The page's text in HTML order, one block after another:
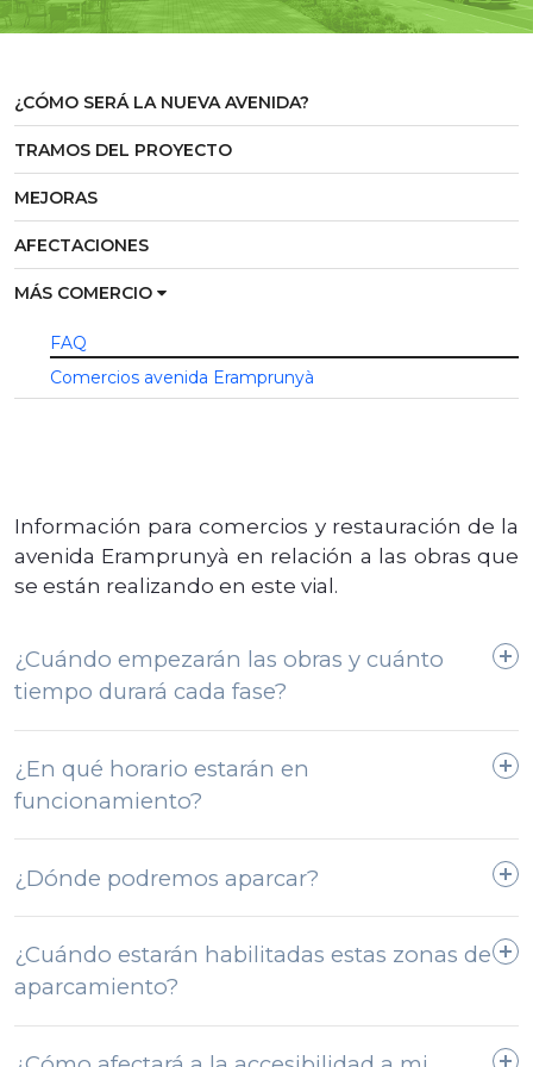
¿CÓMO SERÁ LA NUEVA AVENIDA?
TRAMOS DEL PROYECTO
MEJORAS
AFECTACIONES
MÁS COMERCIO
FAQ
Comercios avenida Eramprunyà
Información para comercios y restauración de la
avenida Eramprunyà en relación a las obras que
se están realizando en este vial.
¿Cuándo empezarán las obras y cuánto
tiempo durará cada fase?
Las obras comenzaron el 19 de enero y se espera que
duren aproximadamente 14 meses.
• Primera fase: de enero a marzo.
• Segunda fase: de abril a julio.
¿En qué horario estarán en
funcionamiento?
De lunes a viernes en horario de 8 a 17 h. Ocasionalmente
puede trabajarse algún sábado por la mañana de 8 a 13 h,
en función de la evolución de la obra.
¿Dónde podremos aparcar?
Se ha habilitado un espacio de aparcamiento provisional
en la propia avenida y próximamente se abrirá el nuevo
aparcamiento en la c. Roger de Flor para estacionar los
vehículos.
¿Cuándo estarán habilitadas estas zonas de
aparcamiento?